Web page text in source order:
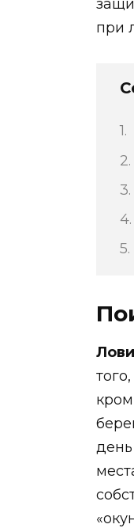
при